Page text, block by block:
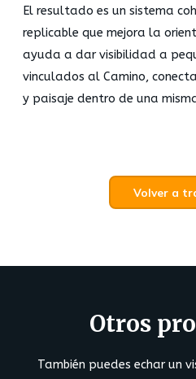
El resultado es un sistema
replicable que mejora la
ayuda a dar visibilidad a
vinculados al Camino,
y paisaje dentro de una
Volver a
Otros
También puedes echar un